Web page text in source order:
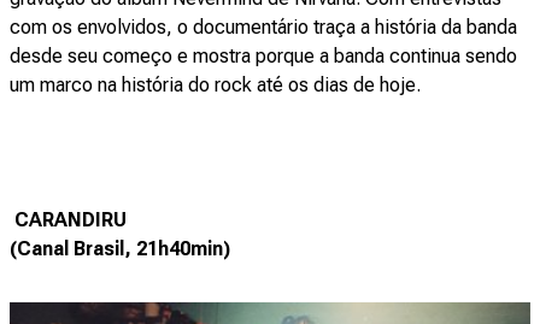
com os envolvidos, o documentário traça a história da banda
desde seu começo e mostra porque a banda continua sendo
um marco na história do rock até os dias de hoje.
CARANDIRU
(Canal Brasil, 21h40min)